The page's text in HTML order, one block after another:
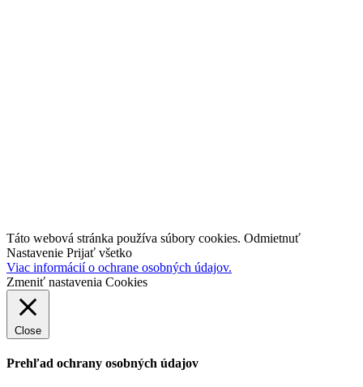
Táto webová stránka používa súbory cookies. Odmietnuť
Nastavenie Prijať všetko
Viac informácií o ochrane osobných údajov.
Zmeniť nastavenia Cookies
Close
Prehľad ochrany osobných údajov